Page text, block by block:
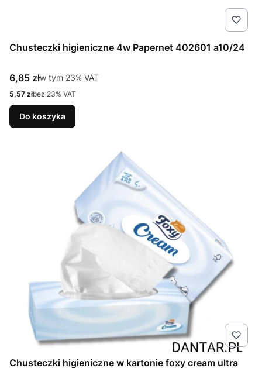
Chusteczki higieniczne 4w Papernet 402601 a10/24
Cena brutto
6,85 złw tym %s VAT
w tym 23% VAT
Cena netto
5,57 złbez 23% VAT
Do koszyka
Chusteczki higieniczne w kartonie foxy cream ultra